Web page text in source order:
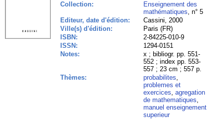
Collection:
Enseignement des
mathématiques, n° 5
Editeur, date d'édition:
Cassini, 2000
Ville(s) d'édition:
Paris (FR)
ISBN:
2-84225-010-9
ISSN:
1294-0151
Notes:
x ; bibliogr. pp. 551-
552 ; index pp. 553-
557 ; 23 cm ; 557 p.
Thèmes:
probabilites,
problemes et
exercices,agregation
de mathematiques,
manuel enseignement
superieur